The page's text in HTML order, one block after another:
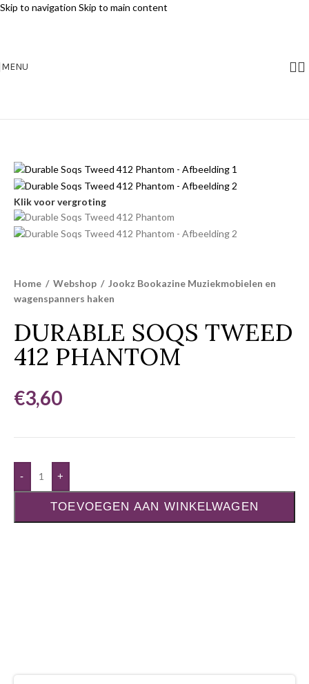
Skip to navigation Skip to main content
MENU
Klik voor vergroting
Home / Webshop / Jookz Bookazine Muziekmobielen en
wagenspanners haken
DURABLE SOQS TWEED
412 PHANTOM
€3,60
- +
TOEVOEGEN AAN WINKELWAGEN